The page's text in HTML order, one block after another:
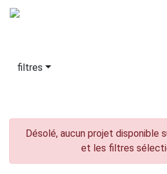
filtres
Désolé, aucun projet disponible
et les filtres